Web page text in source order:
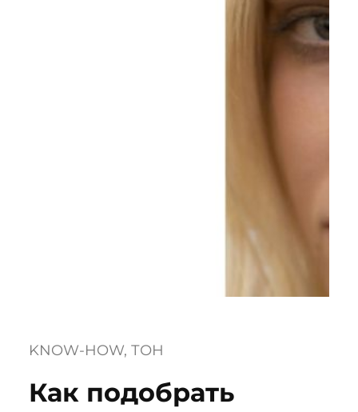
KNOW-HOW, ТОН
Как подобрать